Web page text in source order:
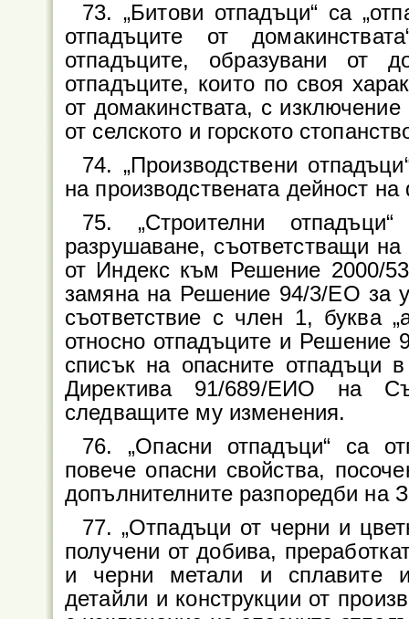
73. „Битови отпадъци“ са
отпадъците от
отпадъците, образувани от
отпадъците, които по своя
от домакинствата, с
от селското и горското
74. „Производствени
на производствената дейност
75. „Строителни
разрушаване, съответстващи
от Индекс към Решение 2000/
замяна на Решение 94/3/ЕО за
съответствие с член 1, буква
относно отпадъците и Решение
списък на опасните отпадъци
Директива 91/689/ЕИО на
следващите му изменения.
76. „Опасни отпадъци“ са
повече опасни свойства,
допълнителните разпоредби на
77. „Отпадъци от черни и
получени от добива,
и черни метали и сплавите
детайли и конструкции от